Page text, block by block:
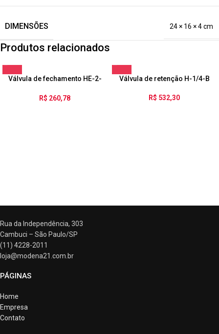
DIMENSÕES 24 × 16 × 4 cm
Produtos relacionados
Válvula de fechamento HE-2-
R$ 260,78
Válvula de retenção H-1/4-B
R$ 532,30
Rua da Independência, 303
Cambuci – São Paulo/SP
(11) 4228-2011
loja@modena21.com.br
PÁGINAS
Home
Empresa
Contato